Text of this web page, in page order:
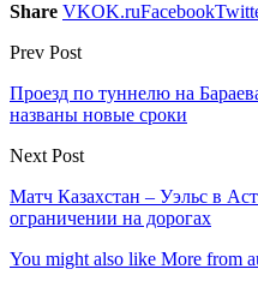
Share VKOK.ruFacebook
Prev Post
Проезд по туннелю на
названы новые сроки
Next Post
Матч Казахстан – Уэльс в
ограничении на дорогах
You might also like More from